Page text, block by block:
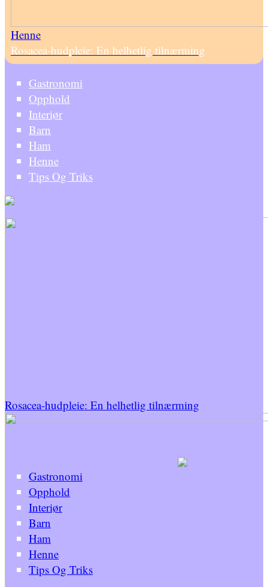
Henne
Rosacea-hudpleie: En helhetlig tilnærming
Gastronomi
Opphold
Interiør
Barn
Ham
Henne
Tips Og Triks
Rosacea-hudpleie: En helhetlig tilnærming
Gastronomi
Opphold
Interiør
Barn
Ham
Henne
Tips Og Triks